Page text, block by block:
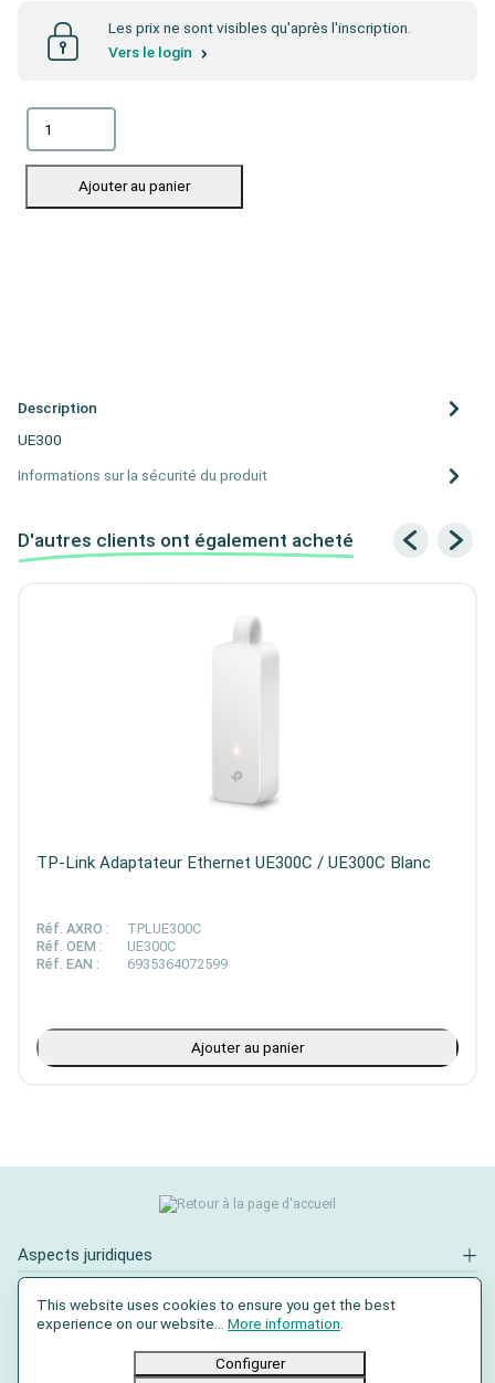
Les prix ne sont visibles qu'après l'inscription.
Vers le login
Ajouter au panier
Description
UE300
Informations sur la sécurité du produit
D'autres clients ont également acheté
TP-Link Adaptateur Ethernet UE300C / UE300C Blanc
Réf. AXRO :
TPLUE300C
Réf. OEM :
UE300C
Réf. EAN :
6935364072599
Ajouter au panier
Aspects juridiques
Contact
This website uses cookies to ensure you get the best
experience on our website... More information
Configurer